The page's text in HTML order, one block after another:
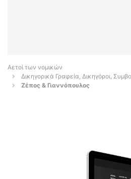
Αετοί των νομικών
Δικηγορικά Γραφεία, Δικηγόροι,
Ζέπος & Γιαννόπουλος